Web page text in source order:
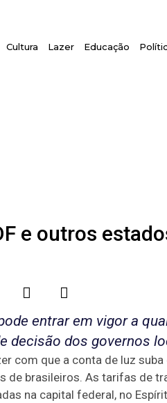
Cultura Lazer Educação
e outros
entrar em vigor a
decisão dos governos
com que a conta de luz
de brasileiros. As tarifas de
na capital federal, no